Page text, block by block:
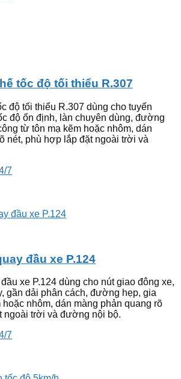
tốc độ tối thiểu R.307
độ tối thiểu R.307 dùng cho tuyến
độ ổn định, làn chuyên dùng, đường
từ tôn mạ kẽm hoặc nhôm, dán
nét, phù hợp lắp đặt ngoài trời và
đầu xe P.124
xe P.124 dùng cho nút giao đông xe,
gần dải phân cách, đường hẹp, gia
nhôm, dán màng phản quang rõ
ngoài trời và đường nội bộ.